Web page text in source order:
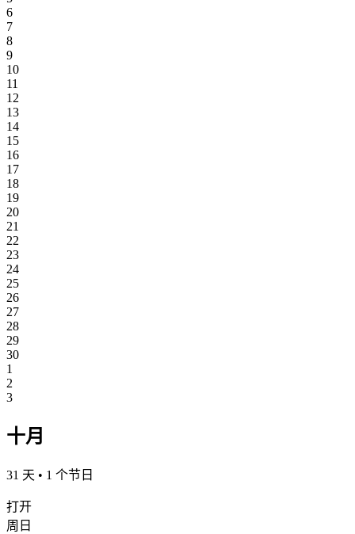
6
7
8
9
10
11
12
13
14
15
16
17
18
19
20
21
22
23
24
25
26
27
28
29
30
1
2
3
十月
31 天 • 1 个节日
打开
周日